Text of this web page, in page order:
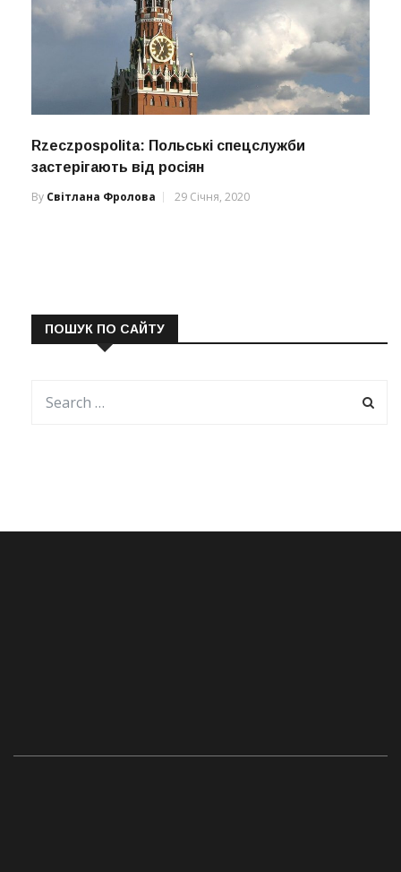
Rzeczpospolita: Польські спецслужби
застерігають від росіян
By Світлана Фролова 29 Січня, 2020
ПОШУК ПО САЙТУ